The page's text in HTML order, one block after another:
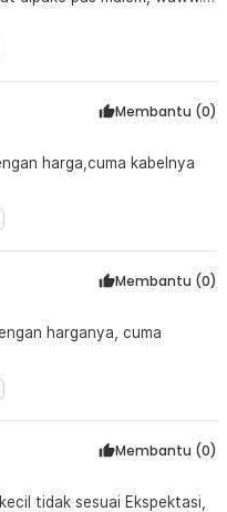
justru visibilitas cukup baik
malah kadang cenderung
Membantu (0)
harga,cuma kabelnya
Membantu (0)
harganya, cuma
Membantu (0)
tidak sesuai Ekspektasi,